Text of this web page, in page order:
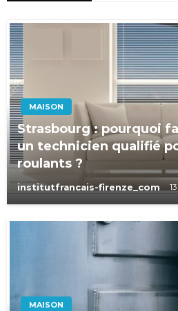
MAISON
Strasbourg : pourquoi
un technicien qualifié
roulants ?
institutfrancais-firenze_com
MAISON